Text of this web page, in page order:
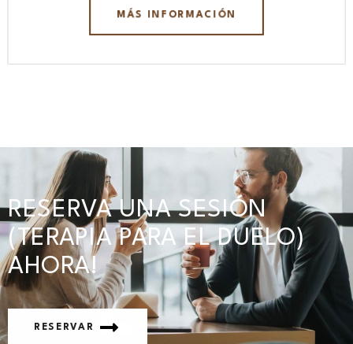
MÁS INFORMACIÓN
RESERVA UNA SESIÓN
(TERAPIA PARA EL DUELO)
AHORA!
RESERVAR